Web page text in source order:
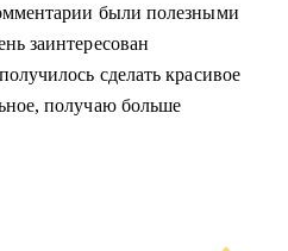
были полезными
заинтересован
сделать красивое
получаю больше